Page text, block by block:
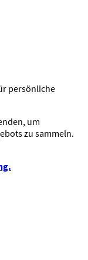
persönliche
um
zu sammeln.